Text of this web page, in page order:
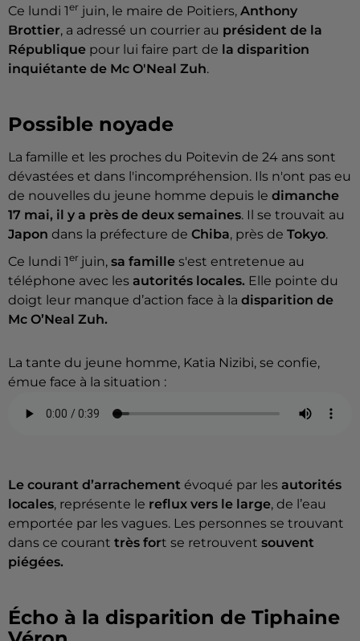
Ce lundi 1er juin, le maire de Poitiers, Anthony
Brottier, a adressé un courrier au président de la
République pour lui faire part de la disparition
inquiétante de Mc O'Neal Zuh.
Possible noyade
La famille et les proches du Poitevin de 24 ans sont
dévastées et dans l'incompréhension. Ils n'ont pas eu
de nouvelles du jeune homme depuis le dimanche
17 mai, il y a près de deux semaines. Il se trouvait au
Japon dans la préfecture de Chiba, près de Tokyo.
Ce lundi 1er juin, sa famille s'est entretenue au
téléphone avec les autorités locales. Elle pointe du
doigt leur manque d’action face à la disparition de
Mc O’Neal Zuh.
La tante du jeune homme, Katia Nizibi, se confie,
émue face à la situation :
Le courant d’arrachement évoqué par les autorités
locales, représente le reflux vers le large, de l’eau
emportée par les vagues. Les personnes se trouvant
dans ce courant très fort se retrouvent souvent
piégées.
Écho à la disparition de Tiphaine